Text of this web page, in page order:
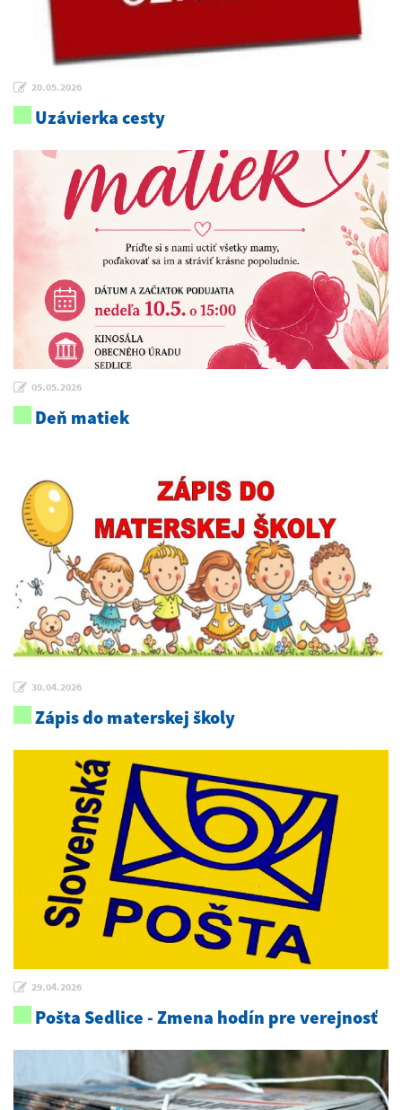
20.05.2026
Uzávierka cesty
05.05.2026
Deň matiek
30.04.2026
Zápis do materskej školy
29.04.2026
Pošta Sedlice - Zmena hodín pre verejnosť